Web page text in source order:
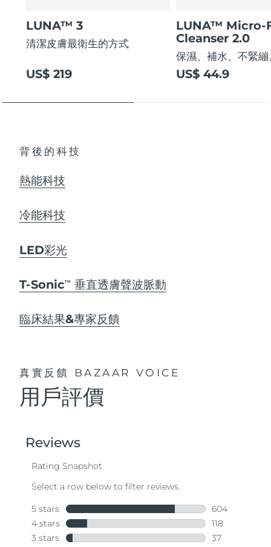
LUNA™ 3
清潔皮膚最衛生的方式
US$ 219
LUNA™ Micro-
Cleanser 2.0
保濕、補水、不緊繃
US$ 44.9
背後的科技
熱能科技
冷能科技
LED彩光
T-SonicTM 垂直透膚聲波脈動
臨床結果&專家反饋
真實反饋 BAZAAR VOICE
用戶評價